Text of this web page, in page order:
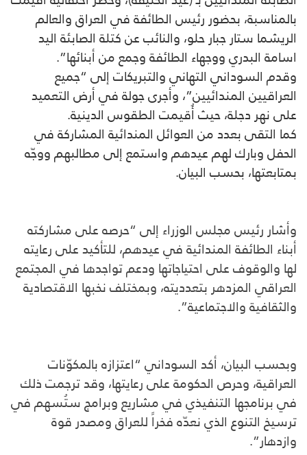
بالمناسبة، بحضور رئيس الطائفة في العراق والعالم
الريشما ستار جبار حلو، والنائب عن كتلة الصابئة اليد
اسامة البدري ووجهاء الطائفة وجمع من أبنائها”.
وقدم السوداني التهاني والتبريكات إلى “جميع
العراقيين المندائيين”، وأجرى جولة في أرض التعميد
على نهر دجلة، حيث أُقيمت الطقوس الدينية.
كما التقى بعدد من العوائل المندائية المشاركة في
الحفل وبارك لهم عيدهم واستمع إلى مطالبهم ووجّه
بمتابعتها، بحسب البيان.
وأشار رئيس مجلس الوزراء إلى “حرصه على مشاركته
أبناء الطائفة المندائية في عيدهم، للتأكيد على رعايته
لها والوقوف على احتياجاتها ودعم تواجدها في المجتمع
العراقي المزدهر بتعدديته، وبمختلف نخبها الاقتصادية
والثقافية والاجتماعية”.
وبحسب البيان، أكد السوداني “اعتزازه بالمكوّنات
العراقية، وحرص الحكومة على رعايتها، وقد ترجمت ذلك
في برنامجها التنفيذي في مشاريع وبرامج ستُسهم في
ترسيخ التنوع الذي نعدّه فخراً للعراق ومصدر قوة
وازدهار”.